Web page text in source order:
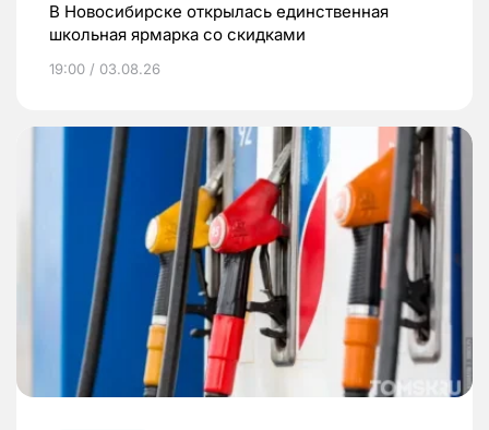
В Новосибирске открылась единственная
школьная ярмарка со скидками
19:00 / 03.08.26